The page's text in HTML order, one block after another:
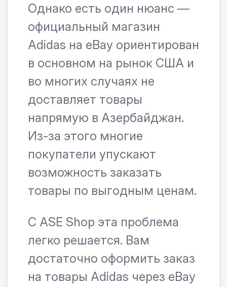
Однако есть один нюанс —
официальный магазин
Adidas на eBay ориентирован
в основном на рынок США и
во многих случаях не
доставляет товары
напрямую в Азербайджан.
Из-за этого многие
покупатели упускают
возможность заказать
товары по выгодным ценам.
С ASE Shop эта проблема
легко решается. Вам
достаточно оформить заказ
на товары Adidas через eBay